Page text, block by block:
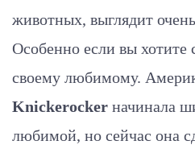
животных, выглядит
Особенно если вы хотите
своему любимому.
Knickerocker начинала
любимой, но сейчас она